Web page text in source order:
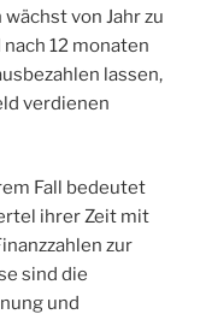
von Jahr zu
12 monaten
lassen,
verdienen
Fall bedeutet
ihrer Zeit mit
zur
sind die
und